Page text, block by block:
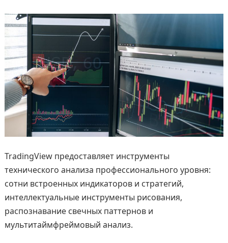
TradingView предоставляет инструменты
технического анализа профессионального уровня:
сотни встроенных индикаторов и стратегий,
интеллектуальные инструменты рисования,
распознавание свечных паттернов и
мультитаймфреймовый анализ.